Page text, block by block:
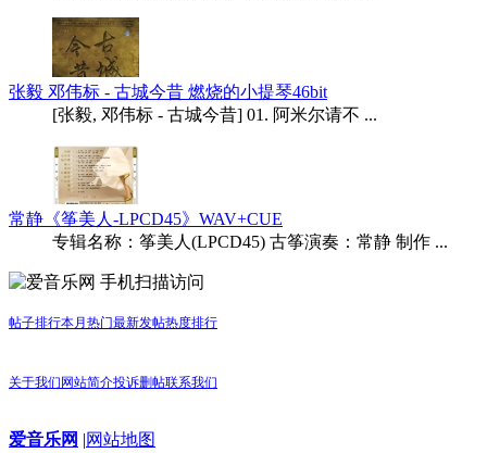
张毅 邓伟标 - 古城今昔 燃烧的小提琴46bit
[张毅, 邓伟标 - 古城今昔] 01. 阿米尔请不 ...
常静《筝美人-LPCD45》WAV+CUE
专辑名称：筝美人(LPCD45) 古筝演奏：常静 制作 ...
手机扫描访问
帖子排行本月热门最新发帖热度排行
关于我们 网站简介投诉删帖联系我们
爱音乐网 |网站地图